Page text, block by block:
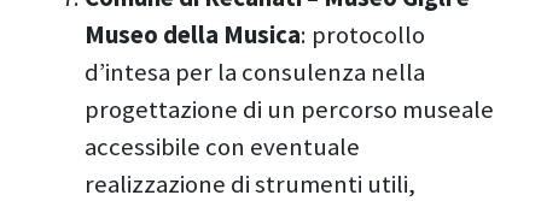
Museo della Musica: protocollo
d’intesa per la consulenza nella
progettazione di un percorso museale
accessibile con eventuale
realizzazione di strumenti utili,